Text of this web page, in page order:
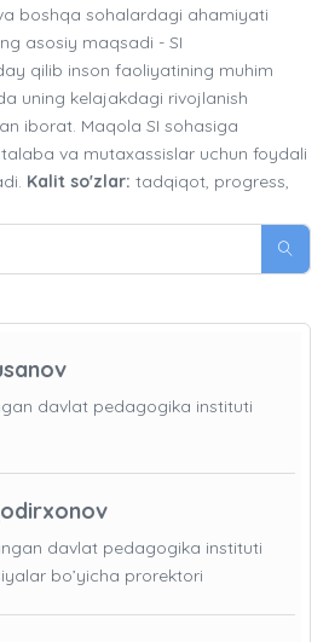
boshqa sohalardagi ahamiyati
asosiy maqsadi - SI
qilib inson faoliyatining muhim
uning kelajakdagi rivojlanish
iborat. Maqola SI sohasiga
va mutaxassislar uchun foydali
Kalit so'zlar: tadqiqot, progress,
davlat pedagogika instituti
davlat pedagogika instituti
bo’yicha prorektori